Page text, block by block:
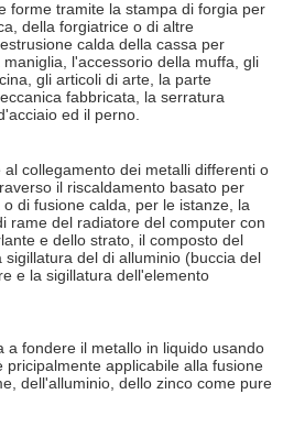
forme tramite la stampa di forgia per
della forgiatrice o di altre
calda della cassa per
l'accessorio della muffa, gli
gli articoli di arte, la parte
fabbricata, la serratura
ed il perno.
collegamento dei metalli differenti o
il riscaldamento basato per
di fusione calda, per le istanze, la
rame del radiatore del computer con
e dello strato, il composto del
del di alluminio (buccia del
e la sigillatura dell'elemento
a fondere il metallo in liquido usando
applicabile alla fusione
dell'alluminio, dello zinco come pure